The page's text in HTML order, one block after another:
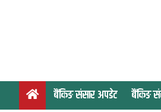
o
बैंकिङ संसार अपडेट बैंकिङ